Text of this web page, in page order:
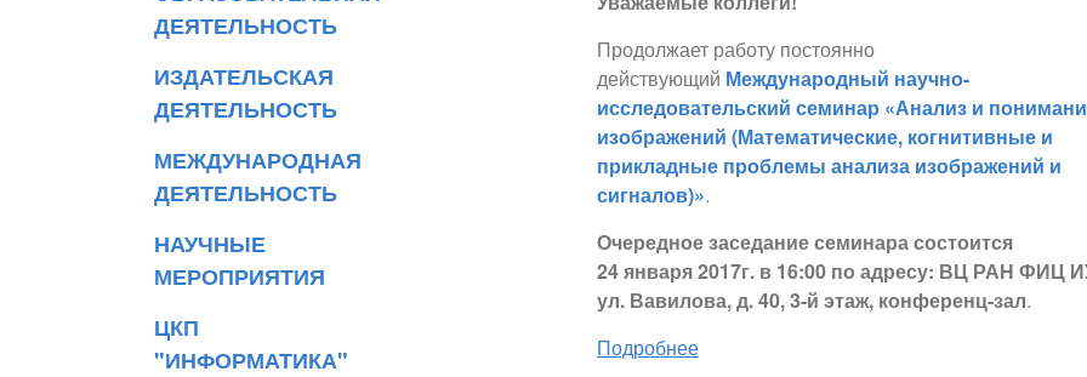
ДЕЯТЕЛЬНОСТЬ
ИЗДАТЕЛЬСКАЯ
ДЕЯТЕЛЬНОСТЬ
МЕЖДУНАРОДНАЯ
ДЕЯТЕЛЬНОСТЬ
НАУЧНЫЕ
МЕРОПРИЯТИЯ
ЦКП
"ИНФОРМАТИКА"
Продолжает работу постоянно
действующий Международный научно-
исследовательский семинар «Анализ и
изображений (Математические, когнитивные и
прикладные проблемы анализа изображений и
сигналов)».
Очередное заседание семинара состоится
24 января 2017г. в 16:00 по адресу: ВЦ РАН ФИЦ
ул. Вавилова, д. 40, 3-й этаж, конференц-зал.
Подробнее